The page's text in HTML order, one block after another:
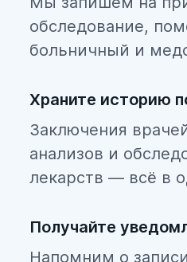
обследование,
больничный и
Храните историю
Заключения
анализов и
лекарств — всё в
Получайте
Напомним о